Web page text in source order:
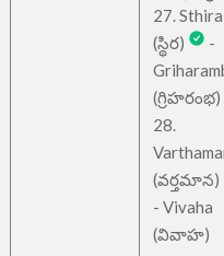
27. Sthira
(స్థిర)
-
(గ్రిహరంభ)
28.
(వర్తమాన)
- Vivaha
(వివాహ)